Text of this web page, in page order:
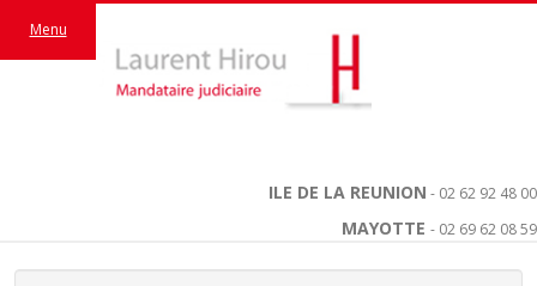
ILE DE LA REUNION - 02 62 92 48 00
MAYOTTE - 02 69 62 08 59
Menu